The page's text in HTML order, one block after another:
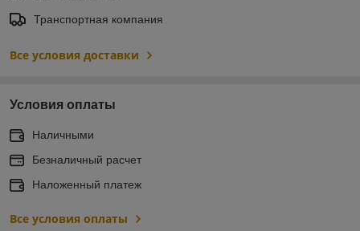
Транспортная компания
Все условия доставки
Условия оплаты
Наличными
Безналичный расчет
Наложенный платеж
Все условия оплаты